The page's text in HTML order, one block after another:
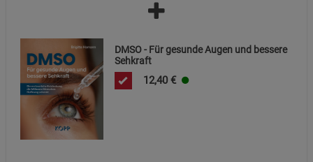
DMSO - Für gesunde Augen und bessere
Sehkraft
12,40 €